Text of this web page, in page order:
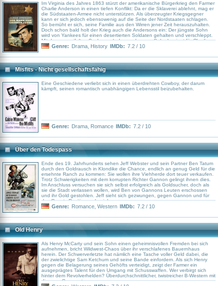
Im Virginia des Jahres 1863 stürzt der amerikanische Bürgerkrieg den Farmer
Charlie Anderson in einen tiefen Konflikt: Da er die Sklaverei ablehnt, mag er
die Südstaaten-Armee nicht unterstützen. Als überzeugter Kriegsgegner
kann er sich jedoch ebensowenig auf die Seite der Nordstaaten schlagen.
So bemüht er sich, seine Familie aus den Wirren jener Zeit herauszuhalten.
Doch schon bald holt der Krieg auch die Andersons ein: Der jüngste Sohn
wird von Yankees für einen desertierten Soldaten gehalten und verschleppt.
Mit der verzweifelten Suche nach dem verlorenen Sohn beginnt für Charlie
Anderson ein dramatischer Kampf mit dem Schicksal.
Genre: Drama History IMDb: 7.2 / 10
Misfits - Nicht gesellschaftsfähig
Eine Geschiedene verliebt sich in einen überdrehten Cowboy, der darum
kämpft, seinen romantisch unabhängigen Lebensstil beizubehalten.
Genre: Drama Romance IMDb: 7.2 / 10
Über den Todespass
Ende des 19. Jahrhunderts sehen Jeff Webster und sein Partner Ben Tatum
durch den Goldrausch in Klondike die Chance, endlich an genug Geld für die
ersehnte Ranch zu kommen: Sie wollen ihre Viehherde dort teuer verkaufen.
Trotz Schwierigkeiten mit dem korrupten Richter Gannon gelingt ihnen dies.
Im Anschluss versuchen sie sich selbst erfolgreich als Goldsucher, doch als
sie die Stadt verlassen wollen, wird Ben von Gannons Leuten erschossen
und ihr Gold gestohlen. Jeff sieht sich gezwungen, gegen Gannon und für
das Gesetz Position zu beziehen.
Genre: Romance Western IMDb: 7.2 / 10
Old Henry
Als Henry McCarty und sein Sohn einen geheimnisvollen Fremden bei sich
aufnehmen, bricht Wildwest-Chaos über ihr verschlafenes Bauernhaus
herein. Der Schwerverletzte hat nämlich eine Tasche voller Geld dabei, die
der zwielichtige Sam Ketchum und seine Bande einfordern. Als sich Henry
gegen die Belagerung seines Gehöfts verteidigt, zeigt der Farmer ein
ausgeprägtes Talent für den Umgang mit Schusswaffen. Wer verbirgt sich
hinter dem Revolverhelden? Überdurchschnittlicher, twistreicher B-Western mit
diversen Genreveteranen.